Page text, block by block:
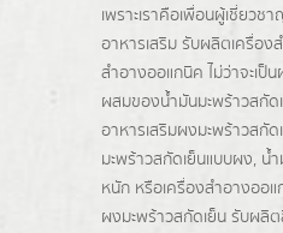
เพราะเราคือเพื่อนผู้เชี่ยวช
อาหารเสริม รับผลิตเครื่อง
สำอางออแกนิค ไม่ว่าจะเ
ผสมของน้ำมันมะพร้าวสกัดเ
อาหารเสริมผงมะพร้าวส
มะพร้าวสกัดเย็นแบบผง, น้
หนักหรือเครื่องสำอางออ
ผงมะพร้าวสกัดเย็น รับผลิ